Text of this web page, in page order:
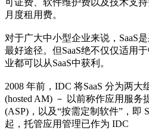
月度租用费。
对于广大中小型企业来说，SaaS
最好途径。但SaaS绝不仅仅适用
业都可以从SaaS中获利。
2008 年前，IDC 将SaaS 分为两
(hosted AM) － 以前称作应用服务
(ASP)，以及“按需定制软件”，即
起，托管应用管理已作为 IDC